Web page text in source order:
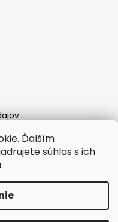
Ďalším
súhlas s ich
.